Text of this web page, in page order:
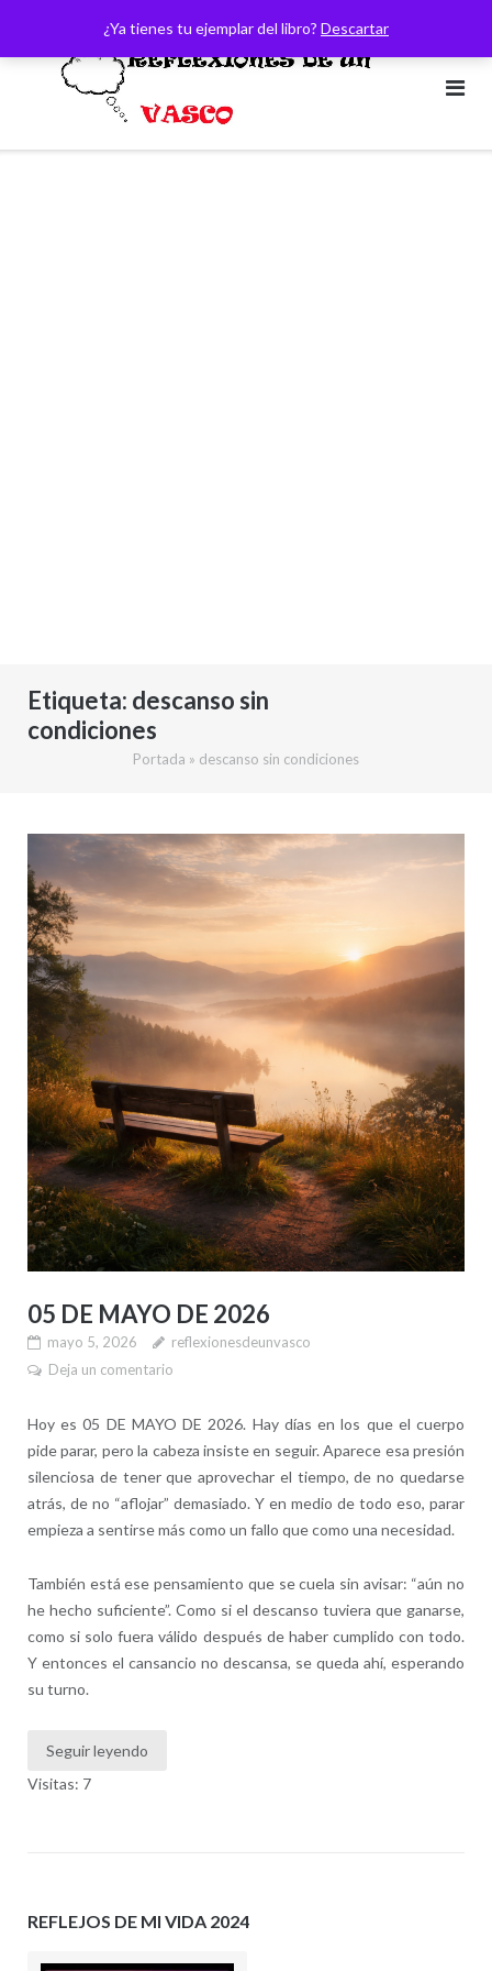
¿Ya tienes tu ejemplar del libro? Descartar
contenido
Etiqueta: descanso sin
condiciones
Portada » descanso sin condiciones
05 DE MAYO DE 2026
mayo 5, 2026
reflexionesdeunvasco
Deja un comentario
Hoy es 05 DE MAYO DE 2026. Hay días en los que el cuerpo
pide parar, pero la cabeza insiste en seguir. Aparece esa presión
silenciosa de tener que aprovechar el tiempo, de no quedarse
atrás, de no “aflojar” demasiado. Y en medio de todo eso, parar
empieza a sentirse más como un fallo que como una necesidad.
También está ese pensamiento que se cuela sin avisar: “aún no
he hecho suficiente”. Como si el descanso tuviera que ganarse,
como si solo fuera válido después de haber cumplido con todo.
Y entonces el cansancio no descansa, se queda ahí, esperando
su turno.
Seguir leyendo
Visitas: 7
REFLEJOS DE MI VIDA 2024